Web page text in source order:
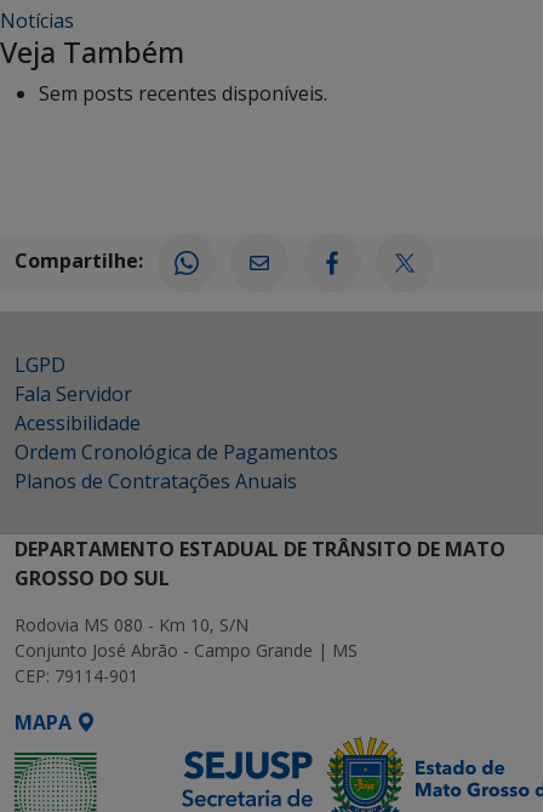
Notícias
Veja Também
Sem posts recentes disponíveis.
Compartilhe:
LGPD
Fala Servidor
Acessibilidade
Ordem Cronológica de Pagamentos
Planos de Contratações Anuais
DEPARTAMENTO ESTADUAL DE TRÂNSITO DE MATO
GROSSO DO SUL
Rodovia MS 080 - Km 10, S/N
Conjunto José Abrão - Campo Grande | MS
CEP: 79114-901
MAPA